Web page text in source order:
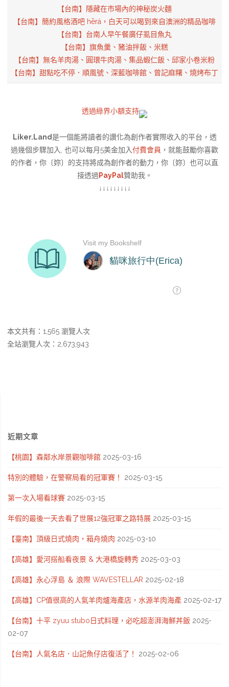
【台南】隱藏在市場內的神秘炭火麵
【台南】簡約風格酒吧 hērá，白天可以喝到來自澳洲的精品咖啡
【台南】台南人早午餐廣仔虱目魚丸
【台南】旗魚羹、豬油拌飯、米糕
【台南】無名羊肉湯、圓環牛肉湯、集品蝦仁飯、邱家小卷米粉
【台南】甜點吃不停．順風號、深藍咖啡館、曾記麻糬、燒烤布丁
透過綠界小額支持
Liker.Land是一個能將讀者的讚化為創作者實際收入的平台，透
過幾個步驟加入, 也可以每月5美金加入付費會員 ，就能鼓勵你喜歡
的作者，你〔妳〕的支持將成為創作者的動力，你〔妳〕也可以直
接透過 PayPal贊助我。
↓↓↓↓↓↓↓↓↓
本文共有：1,565 瀏覽人次
全站瀏覽人次：2,673,943
近期文章
【桃園】森鄰水岸景觀咖啡館 2025-03-16
特別的體驗，在警察局看的冠軍賽！ 2025-03-15
第一次入場看球賽 2025-03-15
年假的最後一天去看了世展12強冠軍之路特展 2025-03-15
【臺南】頂級日式燒肉，箱舟燒肉 2025-03-10
【高雄】愛河搭船看夜景 & 大港橋旋轉秀 2025-03-03
【高雄】永心浮島 ＆ 浪際 WAVESTELLAR 2025-02-18
【高雄】CP值很高的人氣羊肉爐海產店，水源羊肉海產 2025-02-17
【台南】十平 zyuu stubo日式料理，必吃超澎湃海鮮丼飯 2025-
02-07
【台南】人氣名店．山記魚仔店復活了！ 2025-02-06